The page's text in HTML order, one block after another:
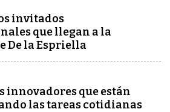
invitados
que llegan a la
De la Espriella
innovadores que están
las tareas cotidianas